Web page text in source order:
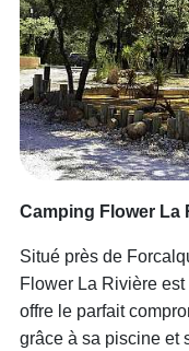
Camping Flower La
Situé près de
Flower La Rivière est
offre le parfait
grâce à sa piscine et